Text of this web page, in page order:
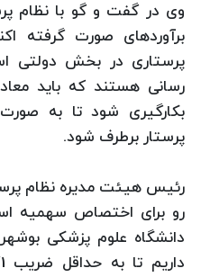
وی در گفت و گو با نظام
برآوردهای صورت گرفته
پرستاری در بخش دولتی
رسانی هستند که باید
بکارگیری شود تا به
پرستار برطرف شود.
رئیس هیئت مدیره نظام
رو برای اختصاص سهمیه
دانشگاه علوم پزشکی